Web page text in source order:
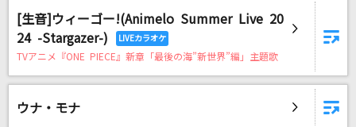
DAMの新曲・ランキングなど
カラオケ最新情報をチェック！
[生音]ウィーゴー!(Animelo Summer Live 20
24 -Stargazer-)
TVアニメ『ONE PIECE』新章「最後の海”新世界”編」主題歌
ウナ・モナ